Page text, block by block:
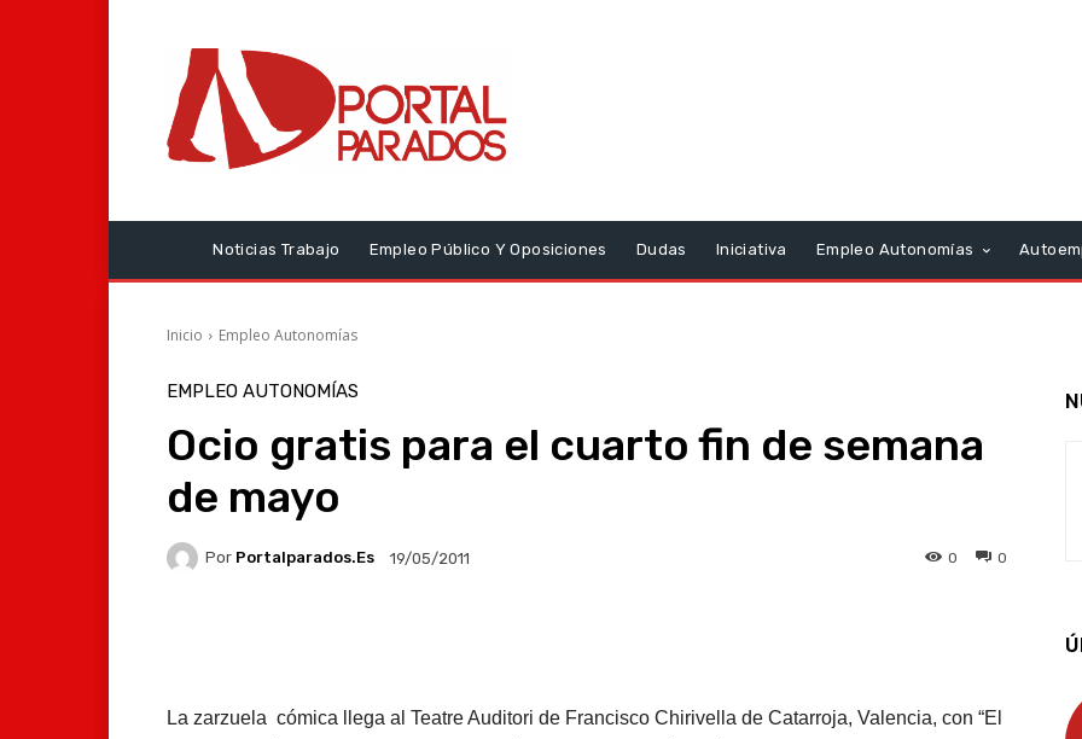
Noticias Trabajo Empleo Público Y Oposiciones Dudas Iniciativa Empleo Autonomías
Inicio Empleo Autonomías
EMPLEO AUTONOMÍAS
Ocio gratis para el cuarto fin de semana
de mayo
Por Portalparados.es 19/05/2011 0
0
La zarzuela cómica llega al Teatre Auditori de Francisco Chirivella de Catarroja, Valencia, con “El